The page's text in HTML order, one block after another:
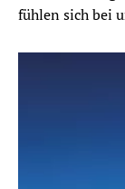
fühlen sich bei